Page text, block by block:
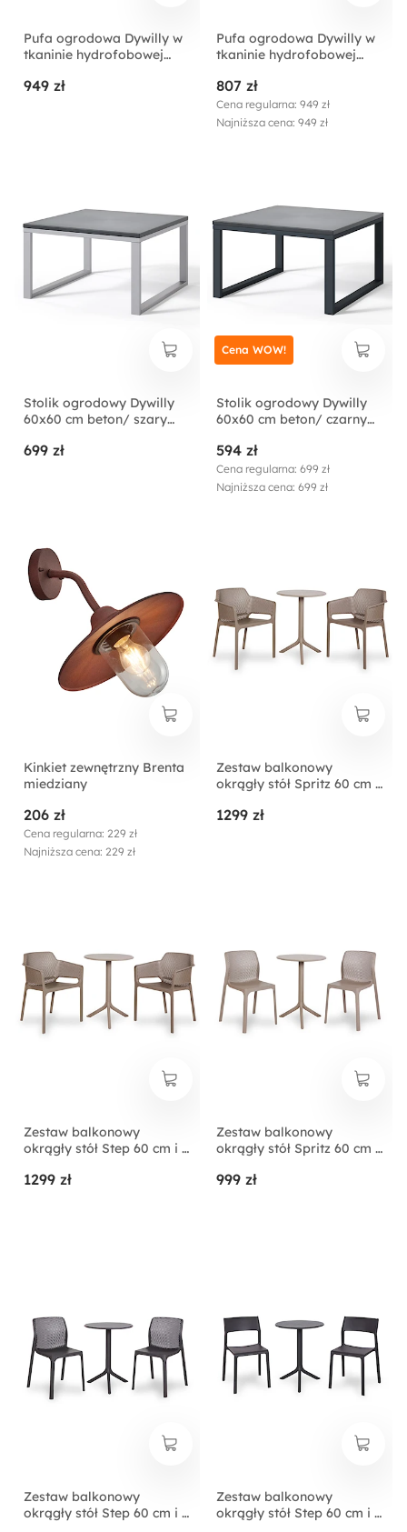
Pufa ogrodowa Dywilly w
tkaninie hydrofobowej
949 zł
Pufa ogrodowa Dywilly w
tkaninie hydrofobowej
807 zł
Cena regularna: 949 zł
Najniższa cena: 949 zł
Stolik ogrodowy Dywilly
60x60 cm beton/ szary
699 zł
Stolik ogrodowy Dywilly
60x60 cm beton/ czarny
594 zł
Cena regularna: 699 zł
Najniższa cena: 699 zł
Cena WOW!
Kinkiet zewnętrzny Brenta
miedziany
206 zł
Cena regularna: 229 zł
Najniższa cena: 229 zł
Zestaw balkonowy
okrągły stół Spritz 60 cm i
certyfikowanego
1299 zł
Zestaw balkonowy
okrągły stół Step 60 cm i 2
certyfikowanego
1299 zł
Zestaw balkonowy
okrągły stół Spritz 60 cm i
certyfikowanego
999 zł
Zestaw balkonowy
okrągły stół Step 60 cm i 2
Zestaw balkonowy
okrągły stół Step 60 cm i 2